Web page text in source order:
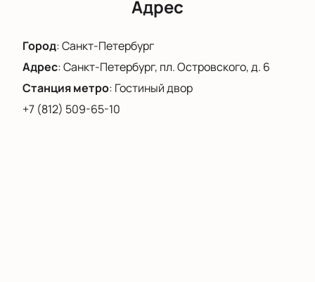
Адрес
Город:Санкт-Петербург
Адрес:Санкт-Петербург, пл. Островского, д. 6
Станция метро: Гостиный двор
+7 (812) 509-65-10